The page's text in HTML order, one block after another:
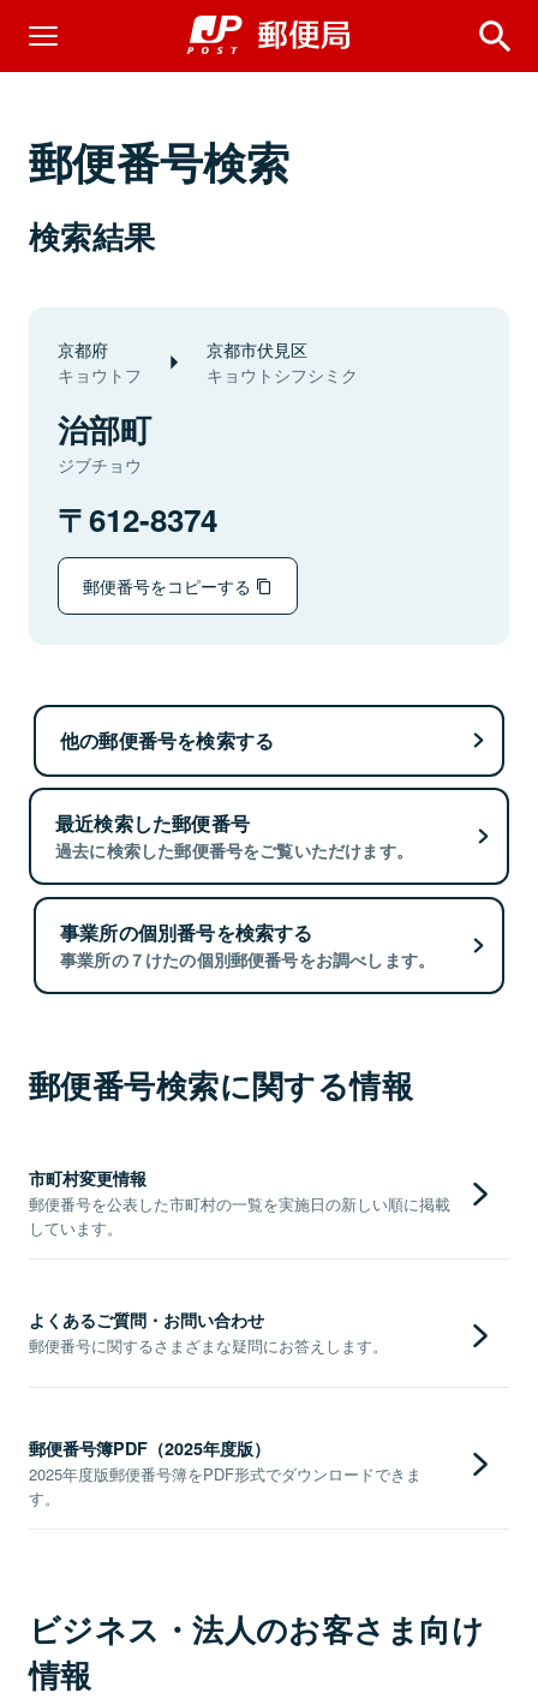
郵便番号検索
検索結果
京都府
キョウトフ
京都市伏見区
キョウトシフシミク
治部町
ジブチョウ
612-8374
郵便番号をコピーする
他の郵便番号を検索する
最近検索した郵便番号
過去に検索した郵便番号をご覧いただけます。
事業所の個別番号を検索する
事業所の７けたの個別郵便番号をお調べします。
郵便番号検索に関する情報
市町村変更情報
郵便番号を公表した市町村の一覧を実施日の新しい順に掲載
しています。
よくあるご質問・お問い合わせ
郵便番号に関するさまざまな疑問にお答えします。
郵便番号簿PDF（2025年度版）
2025年度版郵便番号簿をPDF形式でダウンロードできま
す。
ビジネス・法人のお客さま向け
情報